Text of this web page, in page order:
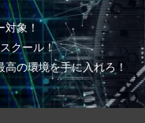
象！
クール！
の環境を手に入れろ！